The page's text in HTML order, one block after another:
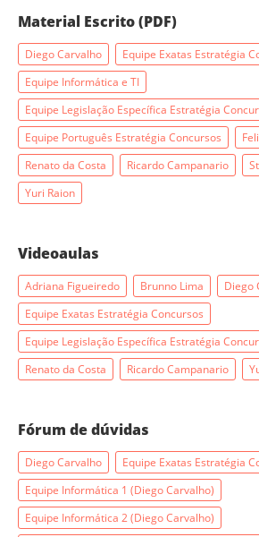
Material Escrito (PDF)
Diego Carvalho
Equipe Exatas Estratégia
Equipe Informática e TI
Equipe Legislação Específica Estratégia
Equipe Português Estratégia Concursos
Renato da Costa
Ricardo Campanario
Yuri Raion
Videoaulas
Adriana Figueiredo Brunno Lima
Diego
Equipe Exatas Estratégia Concursos
Equipe Legislação Específica Estratégia
Renato da Costa
Ricardo Campanario
Fórum de dúvidas
Diego Carvalho
Equipe Exatas Estratégia
Equipe Informática 1 (Diego Carvalho)
Equipe Informática 2 (Diego Carvalho)